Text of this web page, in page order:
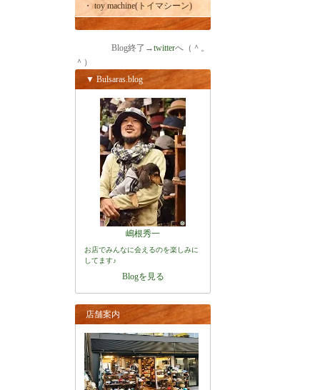
・ toy machine(トイマシーン)
Blog終了→twitterへ（＾。
＾）
▼ Bulsaras.blog
嶋根秀一
お店でみんなに会えるのを楽しみに
してます♪
Blogを見る
店舗案内